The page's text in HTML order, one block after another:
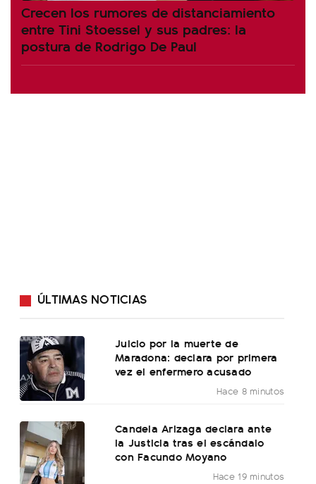
Crecen los rumores de distanciamiento
entre Tini Stoessel y sus padres: la
postura de Rodrigo De Paul
ÚLTIMAS NOTICIAS
Juicio por la muerte de
Maradona: declara por primera
vez el enfermero acusado
Hace 8 minutos
Candela Arizaga declara ante
la Justicia tras el escándalo
con Facundo Moyano
Hace 19 minutos